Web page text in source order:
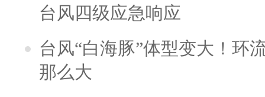
台风四级应急响应
台风“白海豚”体型变大！环
那么大